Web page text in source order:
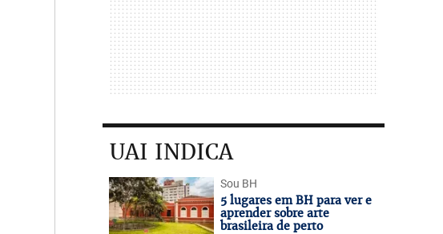
UAI INDICA
Sou BH
5 lugares em BH para ver e
aprender sobre arte
brasileira de perto